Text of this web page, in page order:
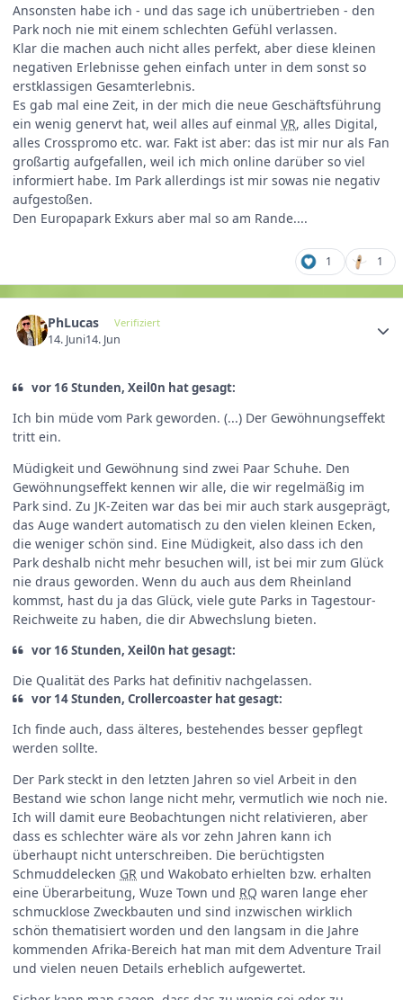
Ansonsten habe ich - und das sage ich unübertrieben - den
Park noch nie mit einem schlechten Gefühl verlassen.
Klar die machen auch nicht alles perfekt, aber diese kleinen
negativen Erlebnisse gehen einfach unter in dem sonst so
erstklassigen Gesamterlebnis.
Es gab mal eine Zeit, in der mich die neue Geschäftsführung
ein wenig genervt hat, weil alles auf einmal VR, alles Digital,
alles Crosspromo etc. war. Fakt ist aber: das ist mir nur als Fan
großartig aufgefallen, weil ich mich online darüber so viel
informiert habe. Im Park allerdings ist mir sowas nie negativ
aufgestoßen.
Den Europapark Exkurs aber mal so am Rande....
1 1
PhLucas Verifiziert
14. Juni14. Jun
vor 16 Stunden, Xeil0n hat gesagt:
Ich bin müde vom Park geworden. (...) Der Gewöhnungseffekt
tritt ein.
Müdigkeit und Gewöhnung sind zwei Paar Schuhe. Den
Gewöhnungseffekt kennen wir alle, die wir regelmäßig im
Park sind. Zu JK-Zeiten war das bei mir auch stark ausgeprägt,
das Auge wandert automatisch zu den vielen kleinen Ecken,
die weniger schön sind. Eine Müdigkeit, also dass ich den
Park deshalb nicht mehr besuchen will, ist bei mir zum Glück
nie draus geworden. Wenn du auch aus dem Rheinland
kommst, hast du ja das Glück, viele gute Parks in Tagestour-
Reichweite zu haben, die dir Abwechslung bieten.
vor 16 Stunden, Xeil0n hat gesagt:
Die Qualität des Parks hat definitiv nachgelassen.
vor 14 Stunden, Crollercoaster hat gesagt:
Ich finde auch, dass älteres, bestehendes besser gepflegt
werden sollte.
Der Park steckt in den letzten Jahren so viel Arbeit in den
Bestand wie schon lange nicht mehr, vermutlich wie noch nie.
Ich will damit eure Beobachtungen nicht relativieren, aber
dass es schlechter wäre als vor zehn Jahren kann ich
überhaupt nicht unterschreiben. Die berüchtigsten
Schmuddelecken GR und Wakobato erhielten bzw. erhalten
eine Überarbeitung, Wuze Town und RQ waren lange eher
schmucklose Zweckbauten und sind inzwischen wirklich
schön thematisiert worden und den langsam in die Jahre
kommenden Afrika-Bereich hat man mit dem Adventure Trail
und vielen neuen Details erheblich aufgewertet.